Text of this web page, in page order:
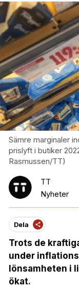
Sämre marginaler
prislyft i butiker
Rasmussen/TT)
TT
Nyheter
Dela
Trots de
under
lönsamheten i
ökat.